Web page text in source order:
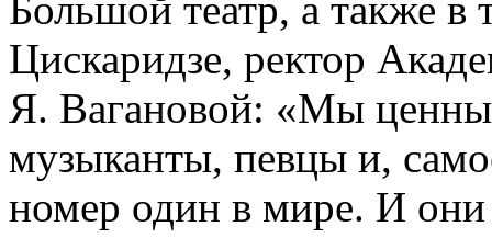
Цискаридзе, ректор
Я. Вагановой: «Мы
музыканты, певцы и,
номер один в мире. И они